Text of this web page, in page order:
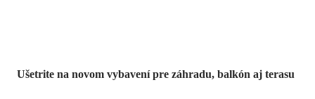
Ušetrite na novom vybavení pre záhradu, balkón aj terasu